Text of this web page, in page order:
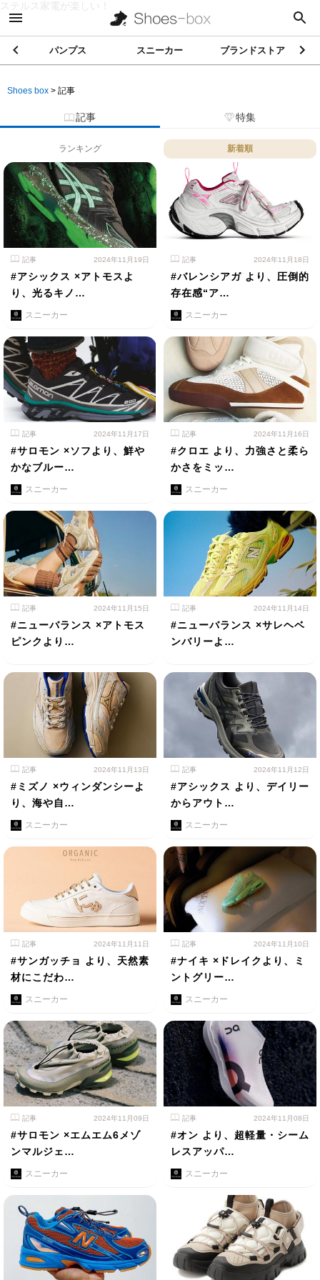
ステルス家電が楽しい！
パンプス スニーカー ブランドストア
Shoes box > 記事
記事 特集
ランキング 新着順
記事 2024年11月19日
#アシックス ×アトモスよ
り、光るキノ…
スニーカー
記事 2024年11月18日
#バレンシアガ より、圧倒的
存在感“ア…
スニーカー
記事 2024年11月17日
#サロモン ×ソフより、鮮や
かなブルー…
スニーカー
記事 2024年11月16日
#クロエ より、力強さと柔ら
かさをミッ…
スニーカー
記事 2024年11月15日
#ニューバランス ×アトモス
ピンクより…
記事 2024年11月14日
#ニューバランス ×サレヘベ
ンバリーよ…
記事 2024年11月13日
#ミズノ ×ウィンダンシーよ
り、海や⾃…
スニーカー
記事 2024年11月12日
#アシックス より、デイリー
からアウト…
スニーカー
記事 2024年11月11日
#サンガッチョ より、天然素
材にこだわ…
スニーカー
記事 2024年11月10日
#ナイキ ×ドレイクより、ミ
ントグリー…
スニーカー
記事 2024年11月09日
#サロモン ×エムエム6メゾ
ンマルジェ…
スニーカー
記事 2024年11月08日
#オン より、超軽量・シーム
レスアッパ…
スニーカー